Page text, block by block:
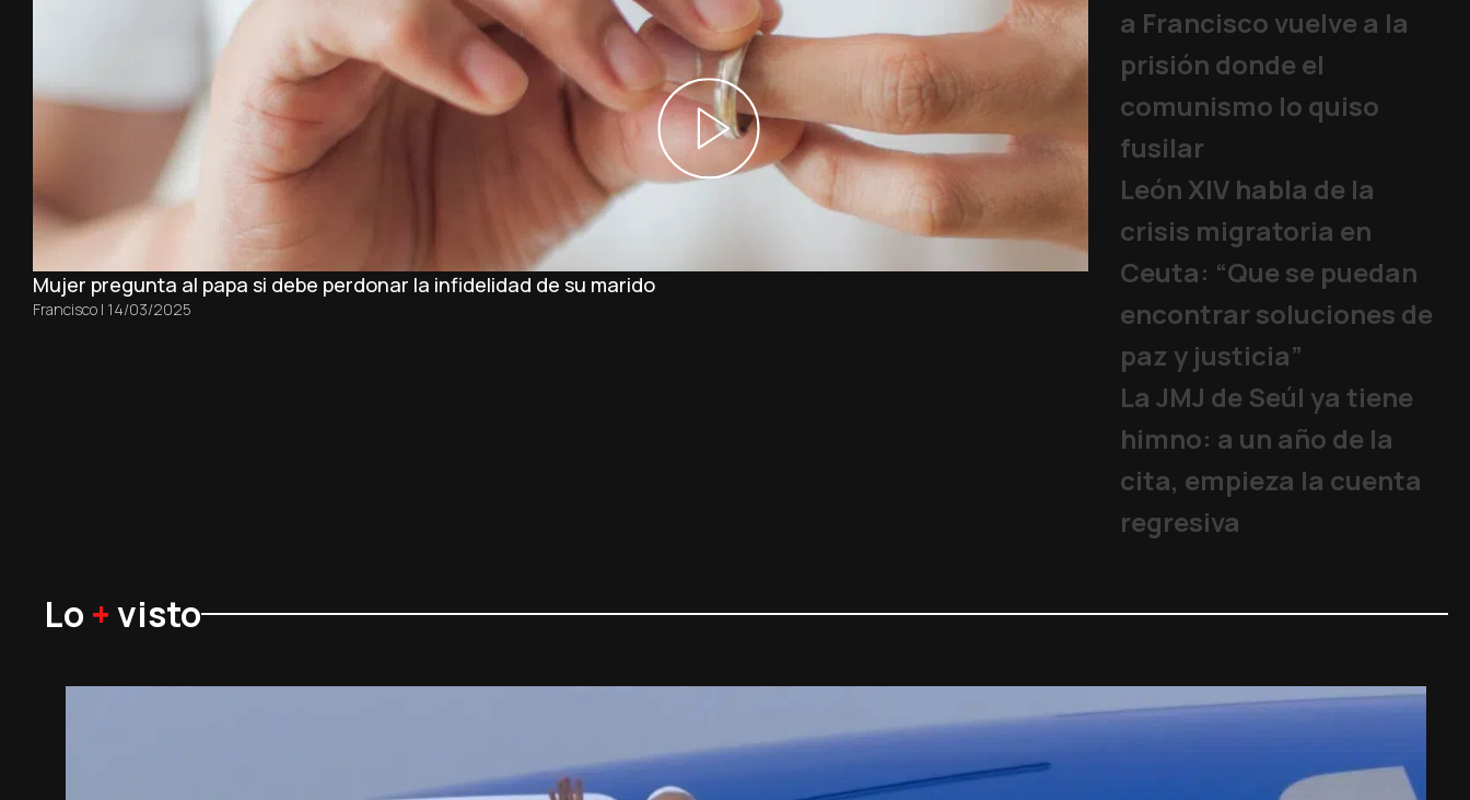
Mujer pregunta al papa si debe perdonar la infidelidad de su marido
Francisco | 14/03/2025
Así han
Papa ,
a Francisco vuelve a la
prisión donde el
comunismo lo quiso
fusilar
León XIV habla de la
crisis migratoria en
Ceuta: “Que se puedan
encontrar soluciones de
paz y justicia”
La JMJ de Seúl ya tiene
himno: a un año de la
cita, empieza la cuenta
regresiva
Lo +visto